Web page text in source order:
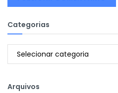
Categorias
Categorias
Arquivos